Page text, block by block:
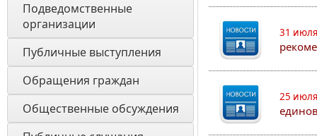
Подведомственные
организации
Публичные выступления
Обращения граждан
Общественные обсуждения
31
25